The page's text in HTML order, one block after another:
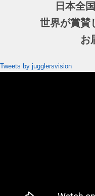
日本全
世界が賞賛
お
Tweets by jugglersvision